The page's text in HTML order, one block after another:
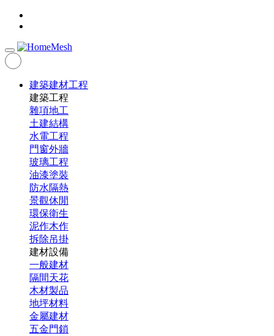
建築建材工程
建築工程
雜項地工
土建結構
水電工程
門窗外牆
玻璃工程
油漆塗裝
防水隔熱
景觀休閒
環保衛生
泥作木作
拆除吊掛
建材設備
一般建材
隔間天花
木材製品
地坪材料
金屬建材
五金門鎖